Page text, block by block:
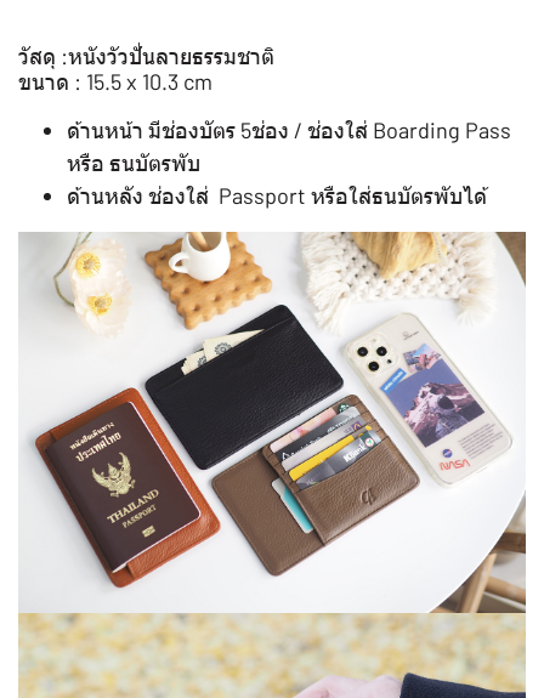
วัสดุ :หนังวัวปั่นลายธรรมชาติ
ขนาด : 15.5 x 10.3 cm
ด้านหน้า มีช่องบัตร 5ช่อง / ช่องใส่ Boarding Pass
หรือ ธนบัตรพับ
ด้านหลัง ช่องใส่ Passport หรือใส่ธนบัตรพับได้